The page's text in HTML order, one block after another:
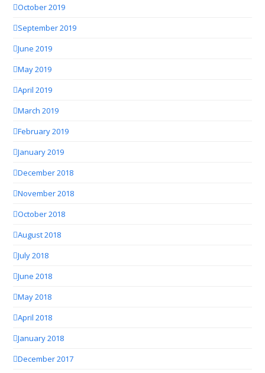
October 2019
September 2019
June 2019
May 2019
April 2019
March 2019
February 2019
January 2019
December 2018
November 2018
October 2018
August 2018
July 2018
June 2018
May 2018
April 2018
January 2018
December 2017